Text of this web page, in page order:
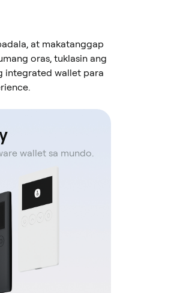
at makatanggap
oras, tuklasin ang
integrated wallet para
wallet sa mundo.